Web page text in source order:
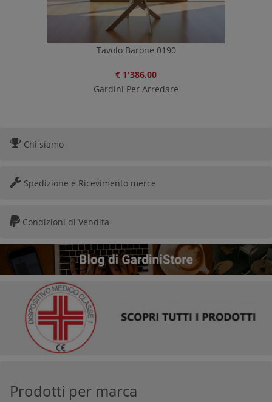
Tavolo Barone 0190
€ 1'386,00
Gardini Per Arredare
Chi siamo
Spedizione e Ricevimento merce
Condizioni di Vendita
Prodotti per marca